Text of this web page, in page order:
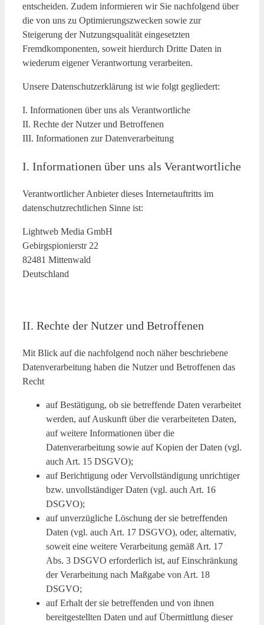
entscheiden. Zudem informieren wir Sie nachfolgend über
die von uns zu Optimierungszwecken sowie zur
Steigerung der Nutzungsqualität eingesetzten
Fremdkomponenten, soweit hierdurch Dritte Daten in
wiederum eigener Verantwortung verarbeiten.
Unsere Datenschutzerklärung ist wie folgt gegliedert:
I. Informationen über uns als Verantwortliche
II. Rechte der Nutzer und Betroffenen
III. Informationen zur Datenverarbeitung
I. Informationen über uns als Verantwortliche
Verantwortlicher Anbieter dieses Internetauftritts im
datenschutzrechtlichen Sinne ist:
Lightweb Media GmbH
Gebirgspionierstr 22
82481 Mittenwald
Deutschland
II. Rechte der Nutzer und Betroffenen
Mit Blick auf die nachfolgend noch näher beschriebene
Datenverarbeitung haben die Nutzer und Betroffenen das
Recht
auf Bestätigung, ob sie betreffende Daten verarbeitet
werden, auf Auskunft über die verarbeiteten Daten,
auf weitere Informationen über die
Datenverarbeitung sowie auf Kopien der Daten (vgl.
auch Art. 15 DSGVO);
auf Berichtigung oder Vervollständigung unrichtiger
bzw. unvollständiger Daten (vgl. auch Art. 16
DSGVO);
auf unverzügliche Löschung der sie betreffenden
Daten (vgl. auch Art. 17 DSGVO), oder, alternativ,
soweit eine weitere Verarbeitung gemäß Art. 17
Abs. 3 DSGVO erforderlich ist, auf Einschränkung
der Verarbeitung nach Maßgabe von Art. 18
DSGVO;
auf Erhalt der sie betreffenden und von ihnen
bereitgestellten Daten und auf Übermittlung dieser